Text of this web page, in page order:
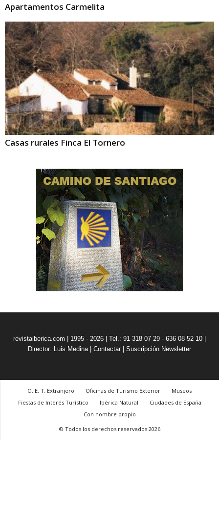
Apartamentos Carmelita
Casas rurales Finca El Tornero
revistaiberica.com | 1995 - 2026 | Tel.: 91 318 07 29 - 636 08 52 10 |
Director: Luis Medina
Contactar Suscripción Newsletter
O. E. T. Extranjero Oficinas de Turismo Exterior
Museos
Fiestas de Interés Turístico
Ibérica Natural
Ciudades de España
Con nombre propio
© Todos los derechos reservados 2026